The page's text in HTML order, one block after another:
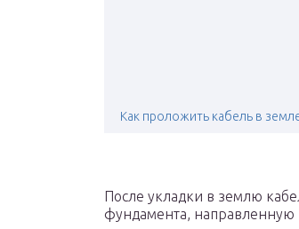
Как проложить кабель в
После укладки в землю
фундамента, направленную